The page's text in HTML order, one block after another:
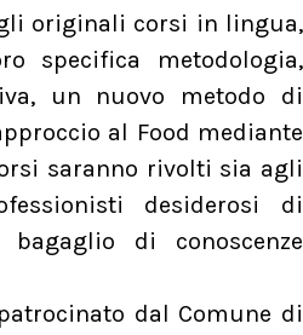
originali corsi in lingua,
specifica metodologia,
un nuovo metodo di
al Food mediante
saranno rivolti sia agli
desiderosi di
di conoscenze
dal Comune di